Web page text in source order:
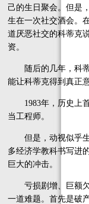
己的生日聚会。但是
生在一次社交酒会。
道厌恶社交的科蒂克
资。
随后的几年，科蒂
能让科蒂克得到真正
1983年，历史上首
当工程师。
但是，动视似乎生
多经济学教科书写进
巨大的冲击。
亏损剧增、巨额欠
一道难题。首先是破